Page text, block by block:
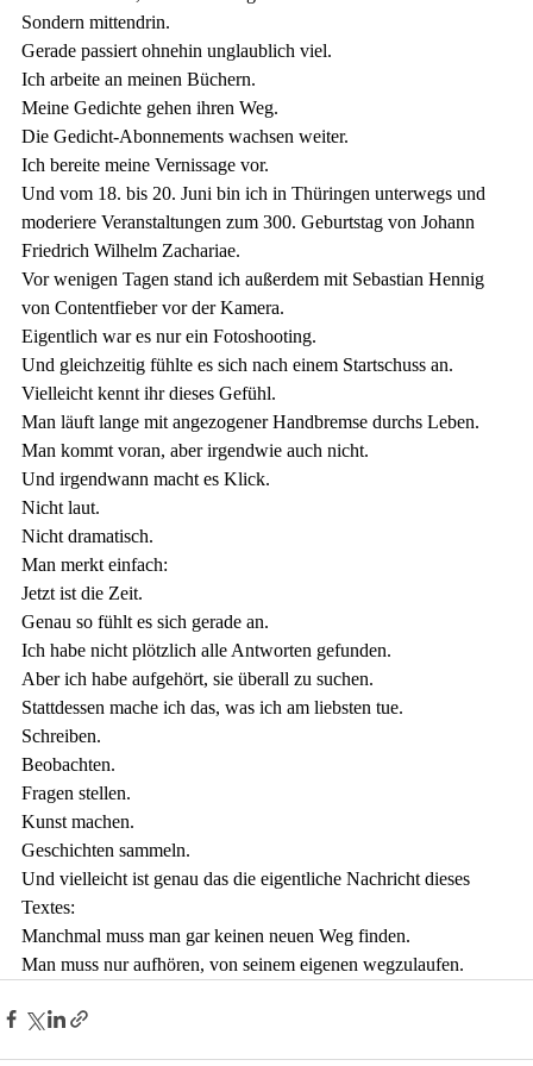
Sondern mittendrin.
Gerade passiert ohnehin unglaublich viel.
Ich arbeite an meinen Büchern.
Meine Gedichte gehen ihren Weg.
Die Gedicht-Abonnements wachsen weiter.
Ich bereite meine Vernissage vor.
Und vom 18. bis 20. Juni bin ich in Thüringen unterwegs und
moderiere Veranstaltungen zum 300. Geburtstag von Johann
Friedrich Wilhelm Zachariae.
Vor wenigen Tagen stand ich außerdem mit Sebastian Hennig
von Contentfieber vor der Kamera.
Eigentlich war es nur ein Fotoshooting.
Und gleichzeitig fühlte es sich nach einem Startschuss an.
Vielleicht kennt ihr dieses Gefühl.
Man läuft lange mit angezogener Handbremse durchs Leben.
Man kommt voran, aber irgendwie auch nicht.
Und irgendwann macht es Klick.
Nicht laut.
Nicht dramatisch.
Man merkt einfach:
Jetzt ist die Zeit.
Genau so fühlt es sich gerade an.
Ich habe nicht plötzlich alle Antworten gefunden.
Aber ich habe aufgehört, sie überall zu suchen.
Stattdessen mache ich das, was ich am liebsten tue.
Schreiben.
Beobachten.
Fragen stellen.
Kunst machen.
Geschichten sammeln.
Und vielleicht ist genau das die eigentliche Nachricht dieses
Textes:
Manchmal muss man gar keinen neuen Weg finden.
Man muss nur aufhören, von seinem eigenen wegzulaufen.